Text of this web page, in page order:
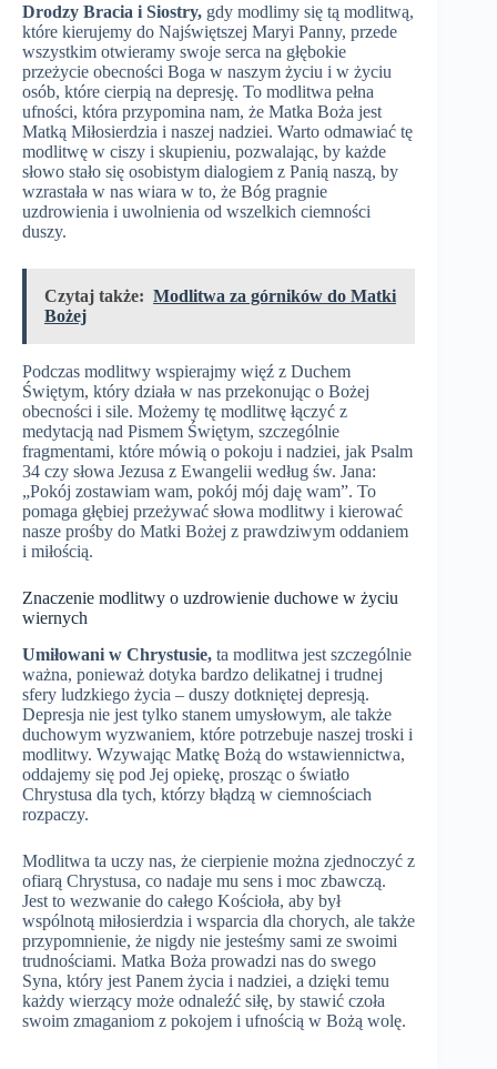
Drodzy Bracia i Siostry, gdy modlimy się tą modlitwą,
które kierujemy do Najświętszej Maryi Panny, przede
wszystkim otwieramy swoje serca na głębokie
przeżycie obecności Boga w naszym życiu i w życiu
osób, które cierpią na depresję. To modlitwa pełna
ufności, która przypomina nam, że Matka Boża jest
Matką Miłosierdzia i naszej nadziei. Warto odmawiać tę
modlitwę w ciszy i skupieniu, pozwalając, by każde
słowo stało się osobistym dialogiem z Panią naszą, by
wzrastała w nas wiara w to, że Bóg pragnie
uzdrowienia i uwolnienia od wszelkich ciemności
duszy.
Czytaj także: Modlitwa za górników do Matki
Bożej
Podczas modlitwy wspierajmy więź z Duchem
Świętym, który działa w nas przekonując o Bożej
obecności i sile. Możemy tę modlitwę łączyć z
medytacją nad Pismem Świętym, szczególnie
fragmentami, które mówią o pokoju i nadziei, jak Psalm
34 czy słowa Jezusa z Ewangelii według św. Jana:
„Pokój zostawiam wam, pokój mój daję wam”. To
pomaga głębiej przeżywać słowa modlitwy i kierować
nasze prośby do Matki Bożej z prawdziwym oddaniem
i miłością.
Znaczenie modlitwy o uzdrowienie duchowe w życiu
wiernych
Umiłowani w Chrystusie, ta modlitwa jest szczególnie
ważna, ponieważ dotyka bardzo delikatnej i trudnej
sfery ludzkiego życia – duszy dotkniętej depresją.
Depresja nie jest tylko stanem umysłowym, ale także
duchowym wyzwaniem, które potrzebuje naszej troski i
modlitwy. Wzywając Matkę Bożą do wstawiennictwa,
oddajemy się pod Jej opiekę, prosząc o światło
Chrystusa dla tych, którzy błądzą w ciemnościach
rozpaczy.
Modlitwa ta uczy nas, że cierpienie można zjednoczyć z
ofiarą Chrystusa, co nadaje mu sens i moc zbawczą.
Jest to wezwanie do całego Kościoła, aby był
wspólnotą miłosierdzia i wsparcia dla chorych, ale także
przypomnienie, że nigdy nie jesteśmy sami ze swoimi
trudnościami. Matka Boża prowadzi nas do swego
Syna, który jest Panem życia i nadziei, a dzięki temu
każdy wierzący może odnaleźć siłę, by stawić czoła
swoim zmaganiom z pokojem i ufnością w Bożą wolę.